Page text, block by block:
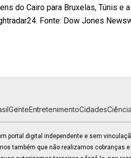
do Cairo para Bruxelas, Túnis e
Fonte: Dow Jones
GenteEntretenimentoCidadesCiência
portal digital independente e sem
também que não realizamos